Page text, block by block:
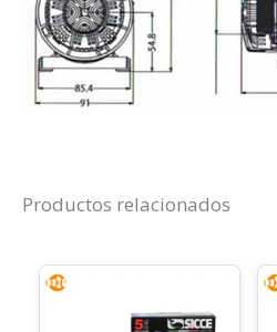
Productos relacionados